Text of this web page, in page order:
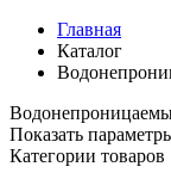
Главная
Каталог
Показать
Категории товаров